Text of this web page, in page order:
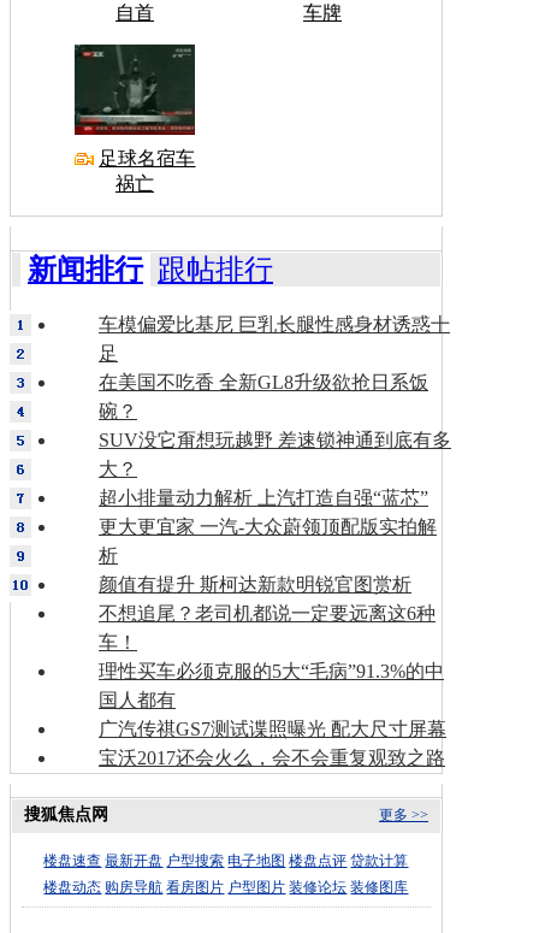
自首
车牌
足球名宿车
祸亡
新闻排行 跟帖排行
车模偏爱比基尼 巨乳长腿性感身材诱惑十
足
在美国不吃香 全新GL8升级欲抢日系饭
碗？
SUV没它甭想玩越野 差速锁神通到底有多
大？
超小排量动力解析 上汽打造自强“蓝芯”
更大更宜家 一汽-大众蔚领顶配版实拍解
析
颜值有提升 斯柯达新款明锐官图赏析
不想追尾？老司机都说一定要远离这6种
车！
理性买车必须克服的5大“毛病”91.3%的中
国人都有
广汽传祺GS7测试谍照曝光 配大尺寸屏幕
宝沃2017还会火么，会不会重复观致之路
更多 >>
搜狐焦点网
楼盘速查 最新开盘 户型搜索 电子地图 楼盘点评 贷款计算
楼盘动态 购房导航 看房图片 户型图片 装修论坛 装修图库